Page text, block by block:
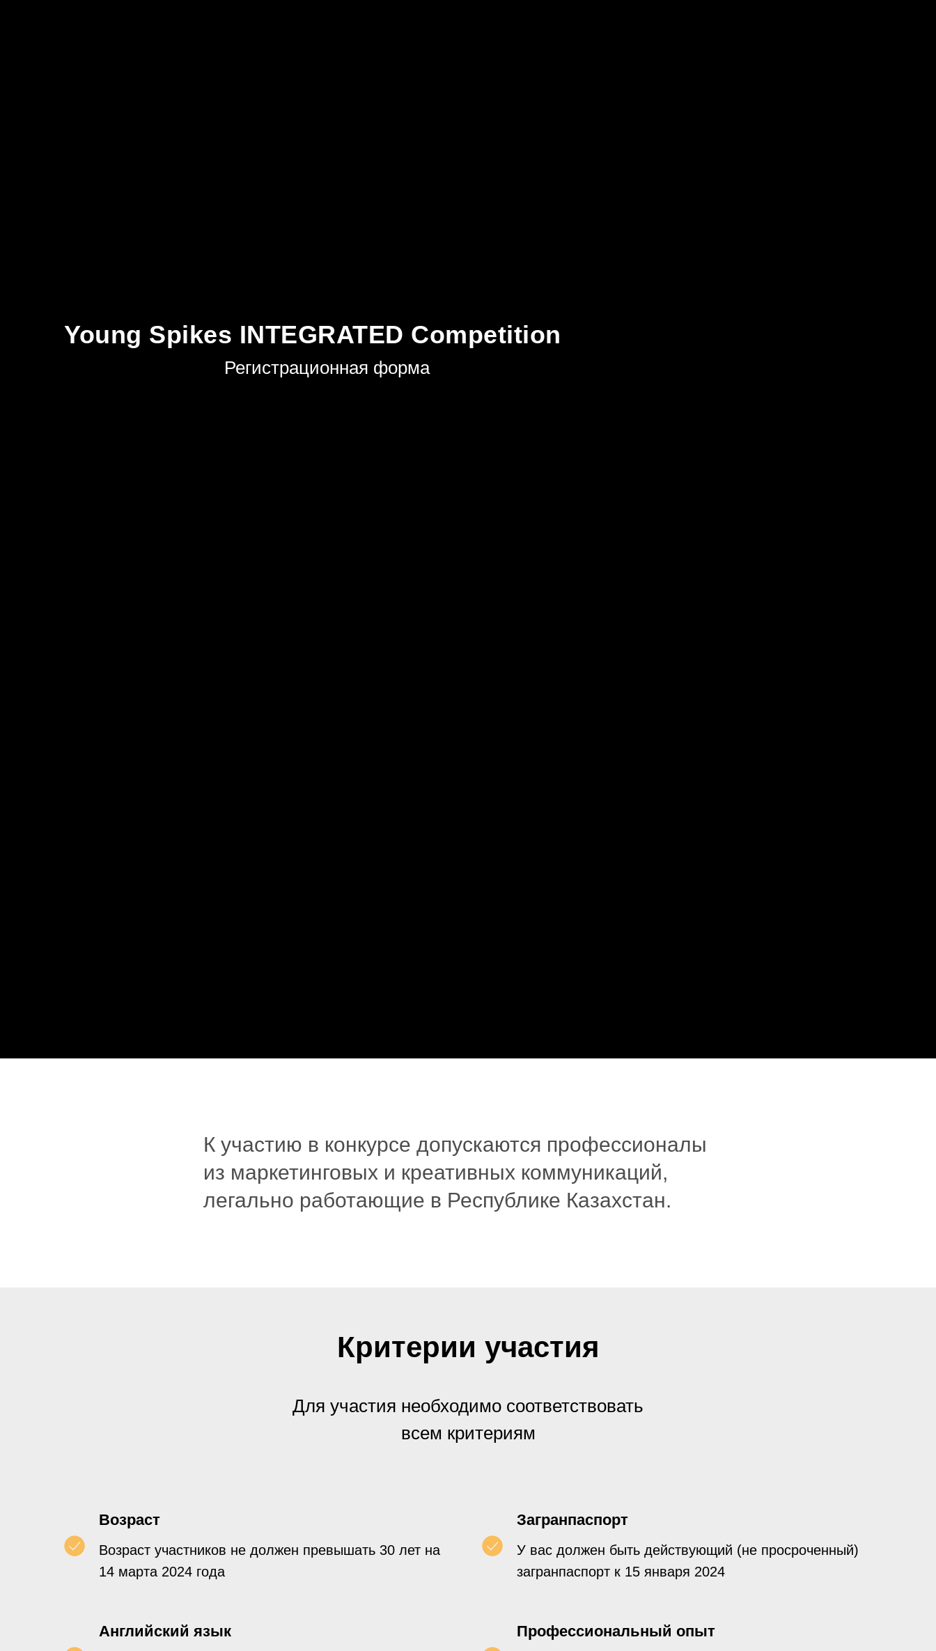
Young Spikes INTEGRATED Competition
Регистрационная форма
К участию в конкурсе допускаются профессионалы
из маркетинговых и креативных коммуникаций,
легально работающие в Республике Казахстан.
Критерии участия
Для участия необходимо соответствовать
всем критериям
Возраст
Возраст участников не должен превышать 30 лет на
14 марта 2024 года
Загранпаспорт
У вас должен быть действующий (не просроченный)
загранпаспорт к 15 января 2024
Английский язык Профессиональный опыт